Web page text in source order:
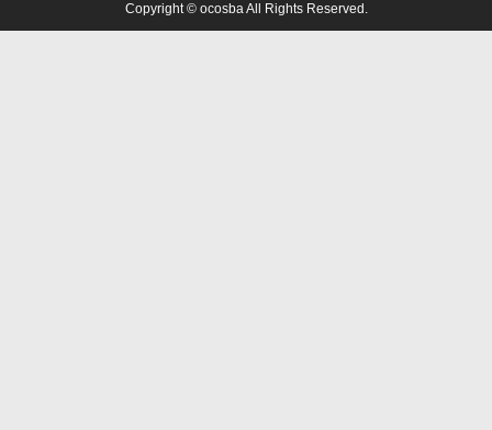
Copyright © ocosba All Rights Reserved.